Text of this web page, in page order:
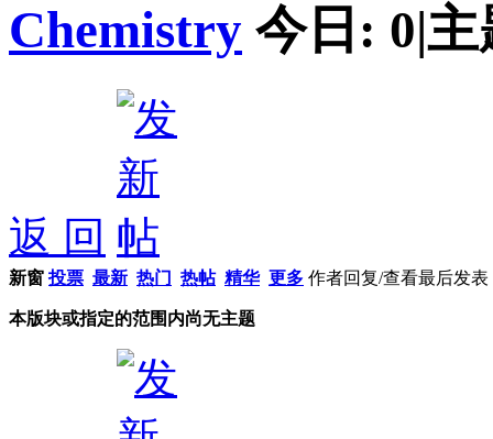
Chemistry 今日: 0|
返 回
新窗 投票 最新 热门 热帖 精华 更多 作者回复/查看最后发表
本版块或指定的范围内尚无主题